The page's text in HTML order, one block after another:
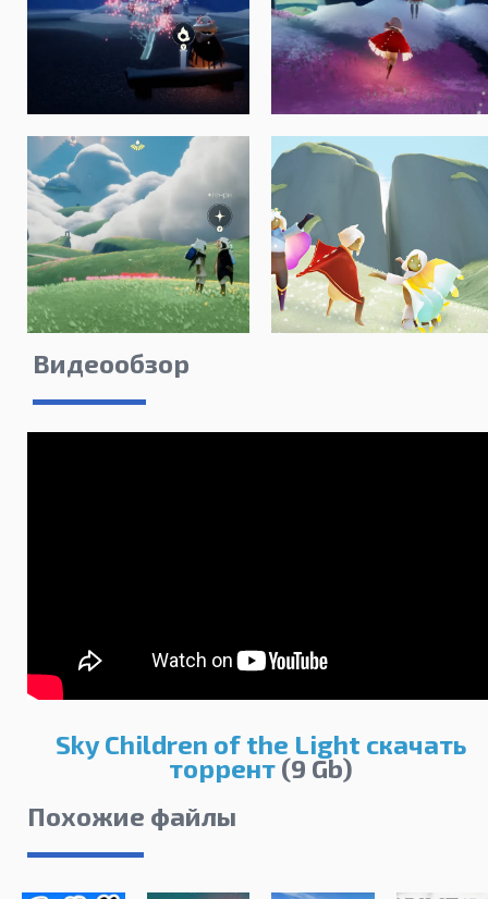
Видеообзор
Sky Children of the Light скачать
торрент(9 Gb)
Похожие файлы